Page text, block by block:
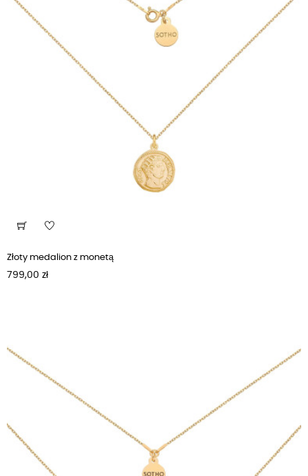
Złoty medalion z monetą
Cena
799,00 zł